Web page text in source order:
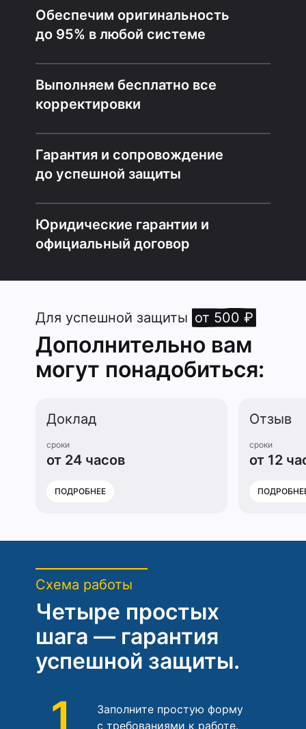
Обеспечим оригинальность
до 95% в любой системе
Выполняем бесплатно все
корректировки
Гарантия и сопровождение
до успешной защиты
Юридические гарантии и
официальный договор
Для успешной защиты от 500 ₽
Дополнительно вам
могут понадобиться:
Доклад
сроки
от 24 часов
ПОДРОБНЕЕ
Отзыв
сроки
от 12
Схема работы
Четыре простых
шага — гарантия
успешной защиты.
1
Заполните простую форму
с требованиями к работе.